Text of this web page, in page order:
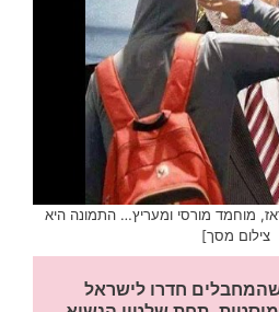
מוחמד מורסי ומעריץ… התמונה היא
צילום מסך]